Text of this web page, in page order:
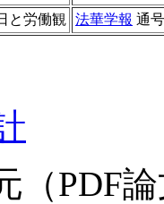
と労働観 法華学報 通
（PDF